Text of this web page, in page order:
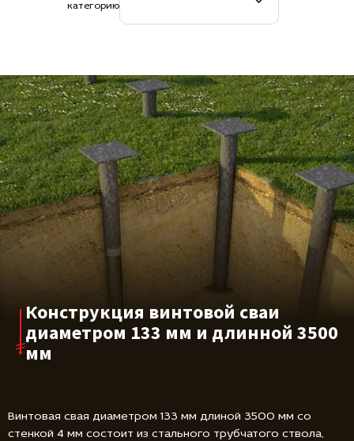
категорию
Конструкция винтовой сваи
диаметром 133 мм и длинной 3500
мм
Винтовая свая диаметром 133 мм длиной 3500 мм со
стенкой 4 мм состоит из стального трубчатого ствола,